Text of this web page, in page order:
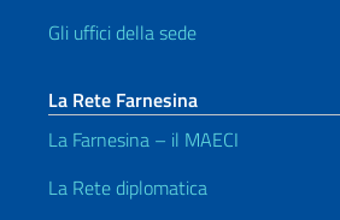
Gli uffici della sede
La Rete Farnesina
La Farnesina – il MAECI
La Rete diplomatica